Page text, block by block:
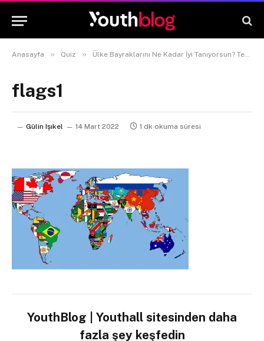
Anasayfa » Quiz » Ülke Bayraklarını Ne Kadar İyi Tanıyorsun? Testi Çöz, Öğren!
flags1
Gülin Işıkel 14 Mart 2022 1 dk okuma süresi
YouthBlog | Youthall sitesinden daha
fazla şey keşfedin